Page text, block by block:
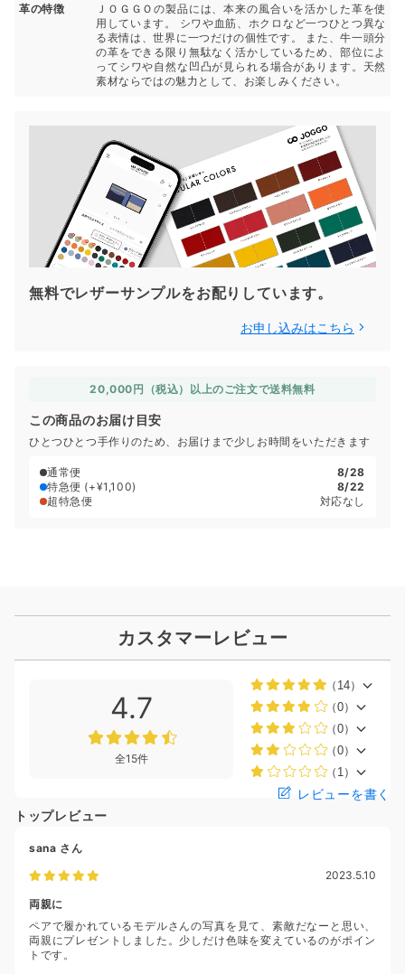
革の特徴
ＪＯＧＧＯの製品には、本来の風合いを活かした革を使
用しています。 シワや血筋、ホクロなど一つひとつ異な
る表情は、世界に一つだけの個性です。 また、牛一頭分
の革をできる限り無駄なく活かしているため、部位によ
ってシワや自然な凹凸が見られる場合があります。天然
素材ならではの魅力として、お楽しみください。
無料でレザーサンプルをお配りしています。
お申し込みはこちら
20,000円（税込）以上のご注文で送料無料
この商品のお届け目安
ひとつひとつ手作りのため、お届けまで少しお時間をいただきます
通常便
8/28
特急便 (+¥1,100)
8/22
超特急便
対応なし
カスタマーレビュー
4.7
全15件
（14）
（0）
（0）
（0）
（1）
レビューを書く
トップレビュー
sana さん
2023.5.10
両親に
ペアで履かれているモデルさんの写真を見て、素敵だなーと思い、
両親にプレゼントしました。少しだけ色味を変えているのがポイン
トです。